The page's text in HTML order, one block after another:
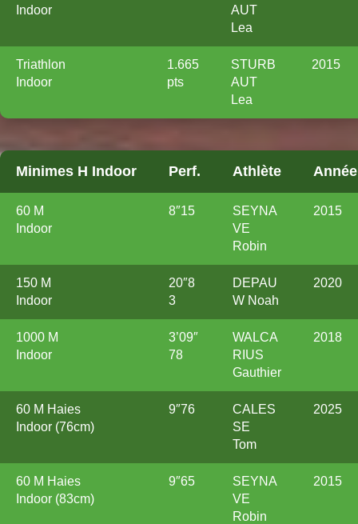
Indoor
AUT
Lea
Triathlon
Indoor
1.665
pts
STURB
AUT
Lea
2015
Minimes H Indoor Perf. Athlète Année
60 M
Indoor
8″15
SEYNA
VE
Robin
2015
150 M
Indoor
20″8
3
DEPAU
W Noah
2020
1000 M
Indoor
3’09″
78
WALCA
RIUS
Gauthier
2018
60 M Haies
Indoor (76cm)
9″76
CALES
SE
Tom
2025
60 M Haies
Indoor (83cm)
9″65
SEYNA
VE
Robin
2015